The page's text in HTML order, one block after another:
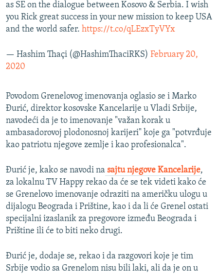
as SE on the dialogue between Kosovo & Serbia. I wish
you Rick great success in your new mission to keep USA
and the world safer. https://t.co/qLEzxTyVYx
— Hashim Thaçi (@HashimThaciRKS) February 20,
2020
Povodom Grenelovog imenovanja oglasio se i Marko
Đurić, direktor kosovske Kancelarije u Vladi Srbije,
navodeći da je to imenovanje "važan korak u
ambasadorovoj plodonosnoj karijeri" koje ga "potvrđuje
kao patriotu njegove zemlje i kao profesionalca".
Đurić je, kako se navodi na sajtu njegove Kancelarije,
za lokalnu TV Happy rekao da će se tek videti kako će
se Grenelovo imenovanje odraziti na američku ulogu u
dijalogu Beograda i Prištine, kao i da li će Grenel ostati
specijalni izaslanik za pregovore između Beograda i
Prištine ili će to biti neko drugi.
Đurić je, dodaje se, rekao i da razgovori koje je tim
Srbije vodio sa Grenelom nisu bili laki, ali da je on u